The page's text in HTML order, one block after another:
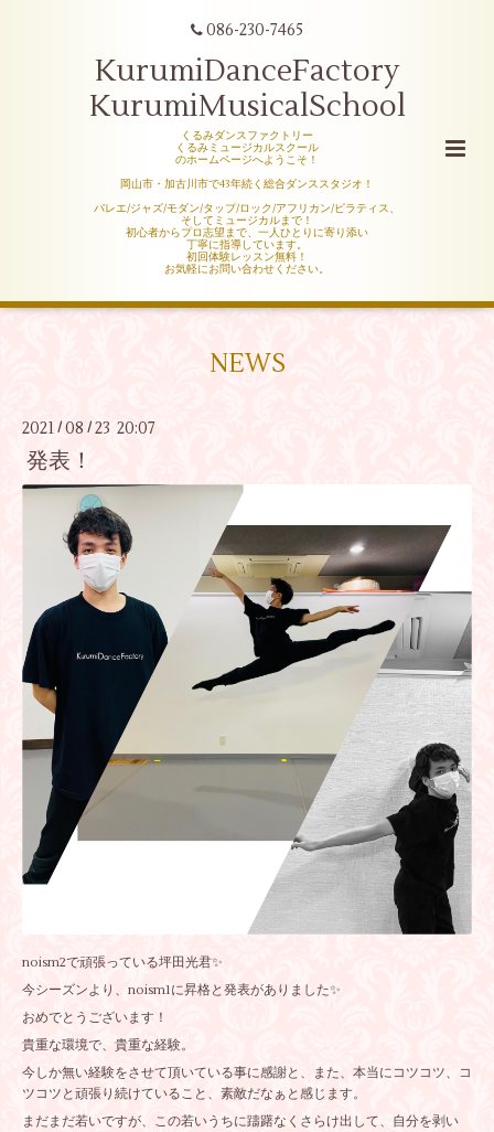
086-230-7465
KurumiDanceFactory
KurumiMusicalSchool
くるみダンスファクトリー
くるみミュージカルスクール
のホームページへようこそ！
岡山市・加古川市で43年続く総合ダンススタジオ！
バレエ/ジャズ/モダン/タップ/ロック/アフリカン/ピラティス、
そしてミュージカルまで！
初心者からプロ志望まで、一人ひとりに寄り添い
丁寧に指導しています。
初回体験レッスン無料！
お気軽にお問い合わせください。
NEWS
2021 / 08 / 23 20:07
発表！
noism2で頑張っている坪田光君✨
今シーズンより、noism1に昇格と発表がありました✨
おめでとうございます！
貴重な環境で、貴重な経験。
今しか無い経験をさせて頂いている事に感謝と、また、本当にコツコツ、コ
ツコツと頑張り続けていること、素敵だなぁと感じます。
まだまだ若いですが、この若いうちに躊躇なくさらけ出して、自分を剥い